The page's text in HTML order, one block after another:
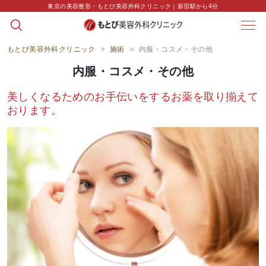
東京の美容整形・もとび美容外科クリニック｜新宿駅から4分
string(0) ""
もとび美容外科クリニック > 施術 > 内服・コスメ・その他
内服・コスメ・その他
美しくなるためのお手伝いをするお薬を取り揃えて
おります。